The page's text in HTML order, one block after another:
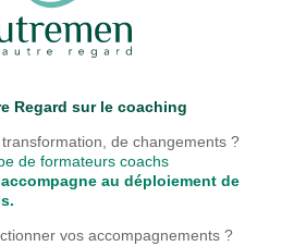
Regard sur le coaching
de changements ?
de formateurs coachs
au déploiement de
vos accompagnements ?